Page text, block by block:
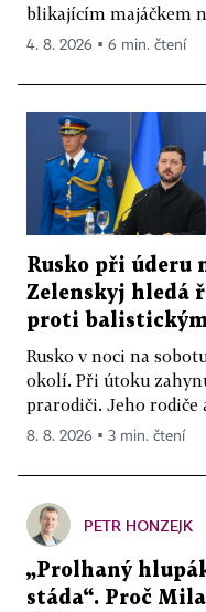
blikajícím majáčkem
4. 8. 2026 ▪ 6 min. čtení
Rusko při úderu
Zelenskyj hledá
proti
Rusko v noci na
okolí. Při útoku
prarodiči. Jeho rodiče
8. 8. 2026 ▪ 3 min. čtení
PETR HONZEJK
„Prolhaný
stáda“. Proč